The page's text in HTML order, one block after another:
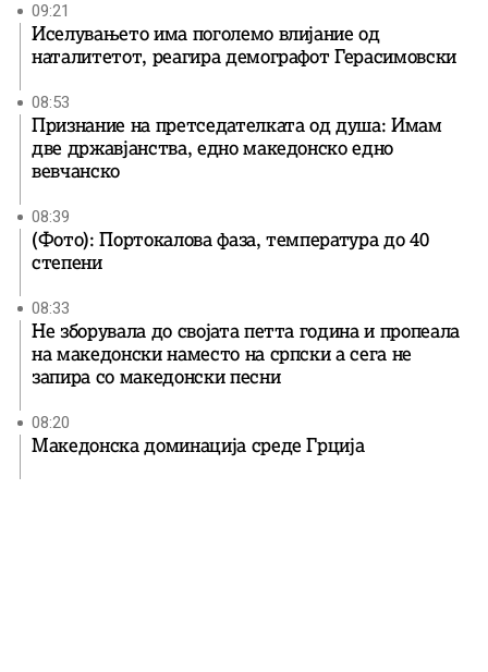
09:21
Иселувањето има поголемо влијание од
наталитетот, реагира демографот Герасимовски
08:53
Признание на претседателката од душа: Имам
две државјанства, едно македонско едно
вевчанско
08:39
(Фото): Портокалова фаза, температура до 40
степени
08:33
Не зборувала до својата петта година и пропеала
на македонски наместо на српски а сега не
запира со македонски песни
08:20
Македонска доминација среде Грција